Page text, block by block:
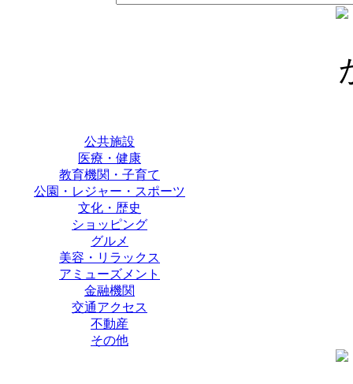
公共施設
医療・健康
教育機関・子育て
公園・レジャー・スポーツ
文化・歴史
ショッピング
グルメ
美容・リラックス
アミューズメント
金融機関
交通アクセス
不動産
その他